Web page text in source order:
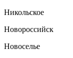
Никольское
Новороссийск
Новоселье